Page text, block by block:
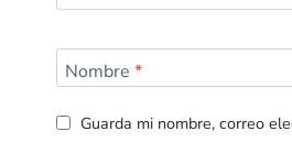
Nombre *
Guarda mi nombre, correo